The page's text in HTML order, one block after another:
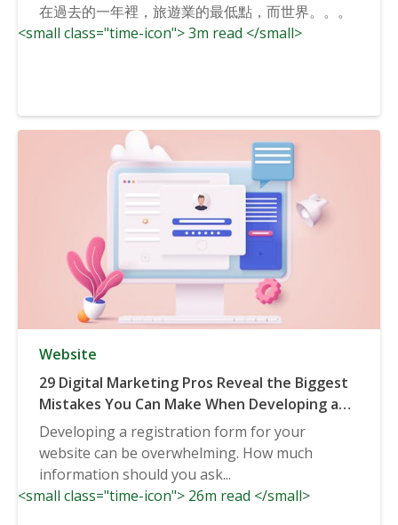
在過去的一年裡，旅遊業的最低點，而世界。。。
<small class="time-icon"> 3m read </small>
Website
29 Digital Marketing Pros Reveal the Biggest
Mistakes You Can Make When Developing a
Registration Form
Developing a registration form for your
website can be overwhelming. How much
information should you ask...
<small class="time-icon"> 26m read </small>